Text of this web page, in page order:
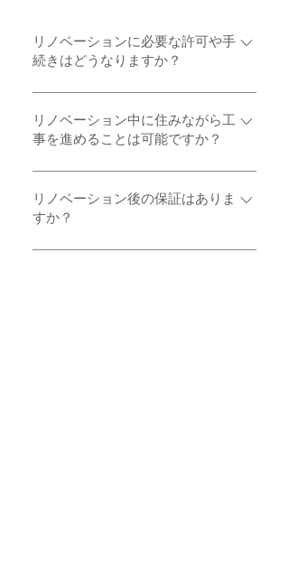
リノベーションに必要な許可や手
続きはどうなりますか？
リノベーションに必要な許可や手
続きは、当社がサポートいたしま
す。地域やプロジェクト内容によ
リノベーション中に住みながら工
事を進めることは可能ですか？
はい、可能です。ただし、工事の
内容によっては一時的にご不便を
おかけする場合があります。お客
リノベーション後の保証はありま
すか？
はい、リノベーション後の保証を